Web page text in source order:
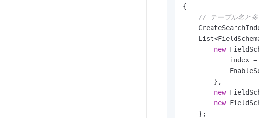
{
// テーブル名と多
new
            index =
        },
new
new
    };